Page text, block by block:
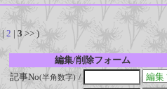
|2 | 3 >> )
編集/削除フォーム
記事No(半角数字) /